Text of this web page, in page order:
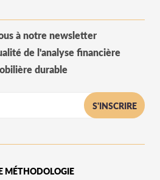
à notre newsletter
de l'analyse financière
durable
S'INSCRIRE
MÉTHODOLOGIE